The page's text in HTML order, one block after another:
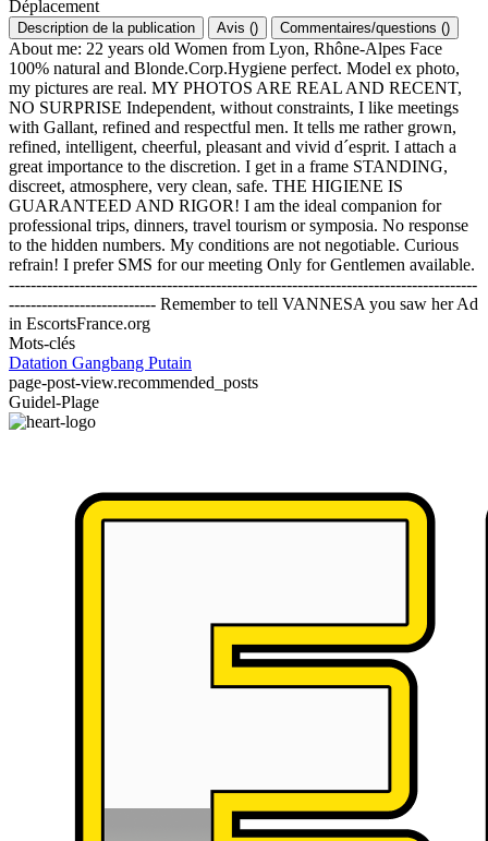
Déplacement
Description de la publication Avis () Commentaires/questions ()
About me: 22 years old Women from Lyon, Rhône-Alpes Face
100% natural and Blonde.Corp.Hygiene perfect. Model ex photo,
my pictures are real. MY PHOTOS ARE REAL AND RECENT,
NO SURPRISE Independent, without constraints, I like meetings
with Gallant, refined and respectful men. It tells me rather grown,
refined, intelligent, cheerful, pleasant and vivid d´esprit. I attach a
great importance to the discretion. I get in a frame STANDING,
discreet, atmosphere, very clean, safe. THE HIGIENE IS
GUARANTEED AND RIGOR! I am the ideal companion for
professional trips, dinners, travel tourism or symposia. No response
to the hidden numbers. My conditions are not negotiable. Curious
refrain! I prefer SMS for our meeting Only for Gentlemen available.
--------------------------------------------------------------------------------------
--------------------------- Remember to tell VANNESA you saw her Ad
in EscortsFrance.org
Mots-clés
Datation Gangbang Putain
page-post-view.recommended_posts
Guidel-Plage